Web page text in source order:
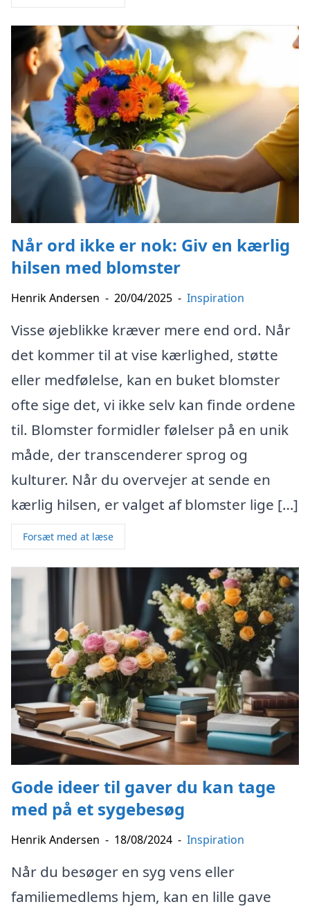
Når ord ikke er nok: Giv en kærlig
hilsen med blomster
Henrik Andersen - 20/04/2025 - Inspiration
Visse øjeblikke kræver mere end ord. Når
det kommer til at vise kærlighed, støtte
eller medfølelse, kan en buket blomster
ofte sige det, vi ikke selv kan finde ordene
til. Blomster formidler følelser på en unik
måde, der transcenderer sprog og
kulturer. Når du overvejer at sende en
kærlig hilsen, er valget af blomster lige […]
Forsæt med at læse
Gode ideer til gaver du kan tage
med på et sygebesøg
Henrik Andersen - 18/08/2024 - Inspiration
Når du besøger en syg vens eller
familiemedlems hjem, kan en lille gave